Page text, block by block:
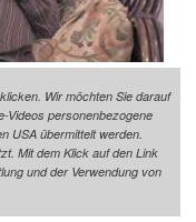
Wir möchten Sie darauf
Videos personenbezogene
USA übermittelt werden.
Mit dem Klick auf den Link
und der Verwendung von